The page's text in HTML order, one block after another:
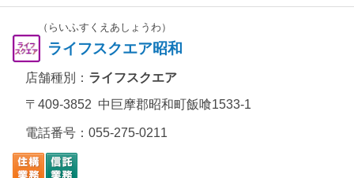
（らいふすくえあしょうわ）
ライフスクエア昭和
店舗種別： ライフスクエア
〒409-3852 中巨摩郡昭和町飯喰1533-1
電話番号： 055-275-0211